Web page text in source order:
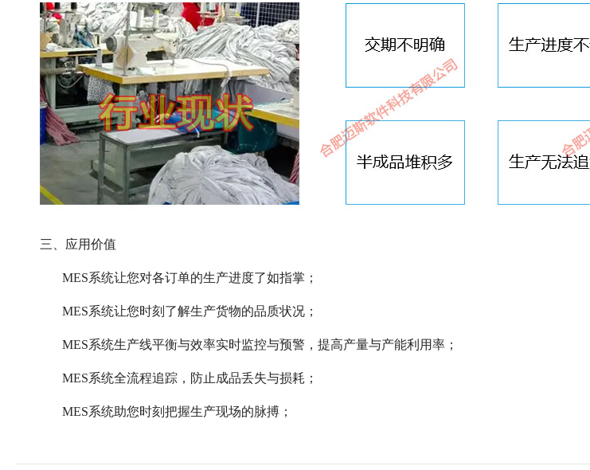
三、应用价值
MES系统让您对各订单的生产进度了如指掌；
MES系统让您时刻了解生产货物的品质状况；
MES系统生产线平衡与效率实时监控与预警，提高产量与产能利用率；
MES系统全流程追踪，防止成品丢失与损耗；
MES系统助您时刻把握生产现场的脉搏；